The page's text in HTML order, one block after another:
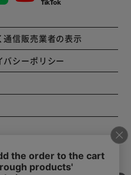
信販売業者の表示
シーポリシー
サイト